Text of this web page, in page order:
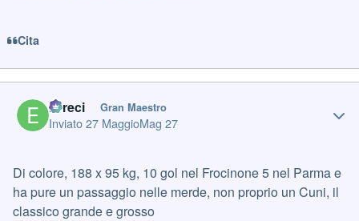
Cita
Erreci Gran Maestro
Inviato27 MaggioMag 27
Di colore, 188 x 95 kg, 10 gol nel Frocinone 5 nel Parma e
ha pure un passaggio nelle merde, non proprio un Cuni, il
classico grande e grosso